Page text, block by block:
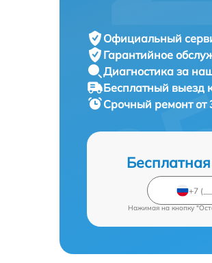
Официальный
Гарантийное
Диагностика за
Бесплатный выезд
Срочный ремонтот
Нажимая на кнопку